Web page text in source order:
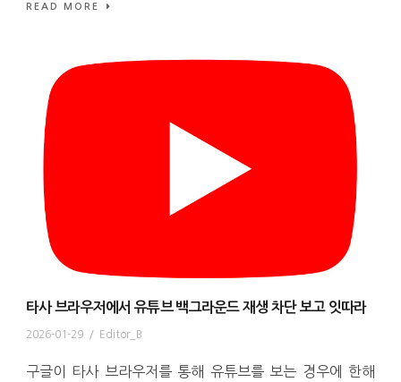
READ MORE
타사 브라우저에서 유튜브 백그라운드 재생 차단 보고 잇따라
2026-01-29 / Editor_B
구글이 타사 브라우저를 통해 유튜브를 보는 경우에 한해